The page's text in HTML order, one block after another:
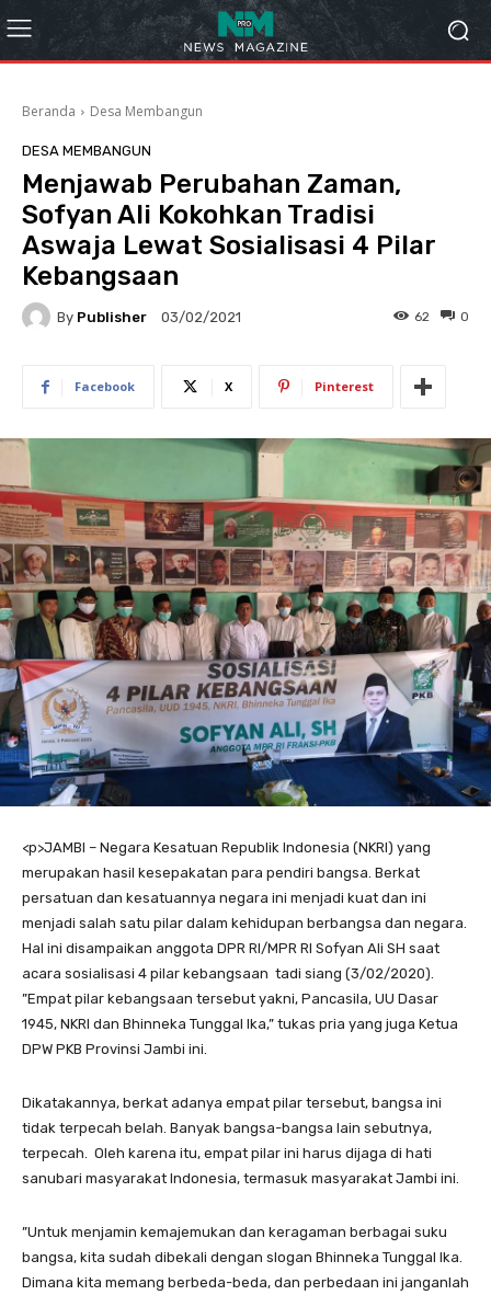
Beranda Desa Membangun
DESA MEMBANGUN
Menjawab Perubahan Zaman,
Sofyan Ali Kokohkan Tradisi
Aswaja Lewat Sosialisasi 4 Pilar
Kebangsaan
By Publisher 03/02/2021 0
62
Facebook X Pinterest
<p>JAMBI – Negara Kesatuan Republik Indonesia (NKRI) yang
merupakan hasil kesepakatan para pendiri bangsa. Berkat
persatuan dan kesatuannya negara ini menjadi kuat dan ini
menjadi salah satu pilar dalam kehidupan berbangsa dan negara.
Hal ini disampaikan anggota DPR RI/MPR RI Sofyan Ali SH saat
acara sosialisasi 4 pilar kebangsaan tadi siang (3/02/2020).
”Empat pilar kebangsaan tersebut yakni, Pancasila, UU Dasar
1945, NKRI dan Bhinneka Tunggal Ika,” tukas pria yang juga Ketua
DPW PKB Provinsi Jambi ini.
Dikatakannya, berkat adanya empat pilar tersebut, bangsa ini
tidak terpecah belah. Banyak bangsa-bangsa lain sebutnya,
terpecah. Oleh karena itu, empat pilar ini harus dijaga di hati
sanubari masyarakat Indonesia, termasuk masyarakat Jambi ini.
”Untuk menjamin kemajemukan dan keragaman berbagai suku
bangsa, kita sudah dibekali dengan slogan Bhinneka Tunggal Ika.
Dimana kita memang berbeda-beda, dan perbedaan ini janganlah